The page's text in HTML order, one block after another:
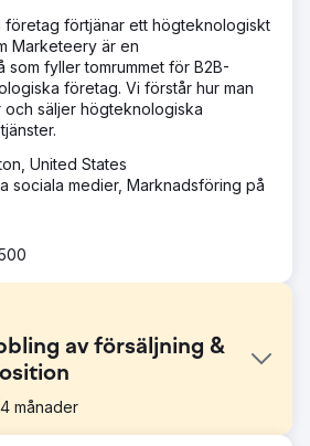
företag förtjänar ett högteknologiskt
Marketeery är en
som fyller tomrummet för B2B-
företag. Vi förstår hur man
och säljer högteknologiska
United States
sociala medier, Marknadsföring på
av försäljning &
månader